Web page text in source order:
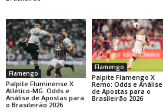
Flamengo
Palpite Fluminense X
Atlético-MG: Odds e
Análise de Apostas para
o Brasileirão 2026
Flamengo
Palpite Flamengo X
Remo: Odds e Análise
de Apostas para o
Brasileirão 2026